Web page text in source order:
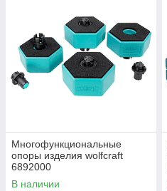
Многофункциональные
опоры изделия wolfcraft
6892000
В наличии